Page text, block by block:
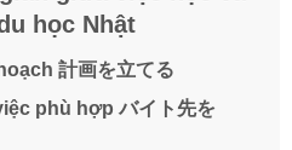
học Nhật
計画を立てる
phù hợp バイト先を